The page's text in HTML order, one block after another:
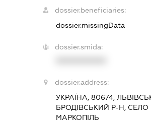
dossier.beneficiaries:
dossier.missingData
dossier.smida:
dossier.address:
УКРАЇНА, 80674,
БРОДІВСЬКИЙ Р-Н, СЕЛО
МАРКОПІЛЬ